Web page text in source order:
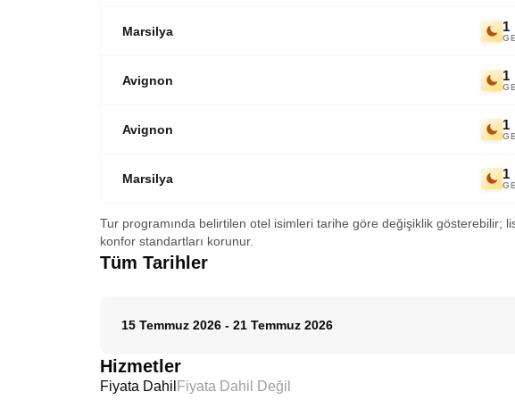
Marsilya 1
Avignon 1
Avignon 1
Marsilya 1
Tur programında belirtilen otel isimleri tarihe göre değişiklik gösterebilir;
konfor standartları korunur.
Tüm Tarihler
15 Temmuz 2026 - 21 Temmuz 2026
Hizmetler
Fiyata Dahil Fiyata Dahil Değil